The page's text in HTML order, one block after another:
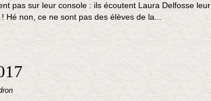
pas sur leur console : ils écoutent Laura Delfosse leur
non, ce ne sont pas des élèves de la...